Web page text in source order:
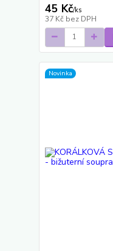
45 Kč/ks
37 Kč bez DPH
Novinka